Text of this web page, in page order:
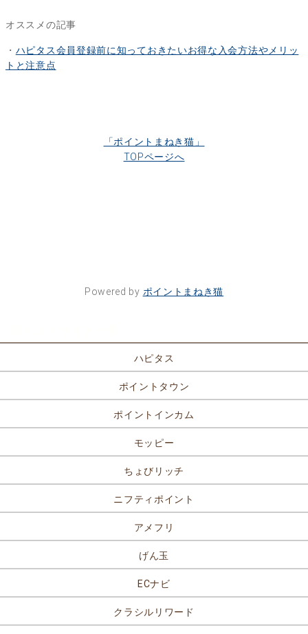
オススメの記事
・ ハピタス会員登録前に知っておきたいお得な入会方法やメリッ
トと注意点
「ポイントまねき猫」
TOPページへ
Powered by ポイントまねき猫
ハピタス
ポイントタウン
ポイントインカム
モッピー
ちょびリッチ
ニフティポイント
アメフリ
げん玉
ECナビ
クラシルリワード